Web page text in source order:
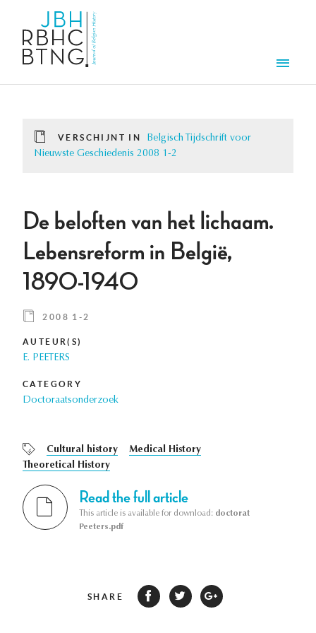
VERSCHIJNT IN
Belgisch Tijdschrift voor
Nieuwste Geschiedenis 2008 1-2
De beloften van het lichaam.
Lebensreform in België,
1890-1940
2008 1-2
AUTEUR(S)
E. PEETERS
CATEGORY
Doctoraatsonderzoek
Cultural history
Medical History
Theoretical History
Read the full article
This article is available for download: doctorat
Peeters.pdf
SHARE